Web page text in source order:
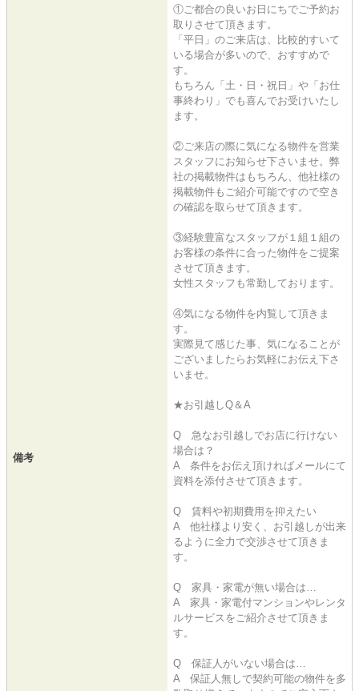
備考
①ご都合の良いお日にちでご予約お
取りさせて頂きます。
「平日」のご来店は、比較的すいて
いる場合が多いので、おすすめで
す。
もちろん「土・日・祝日」や「お仕
事終わり」でも喜んでお受けいたし
ます。
②ご来店の際に気になる物件を営業
スタッフにお知らせ下さいませ。弊
社の掲載物件はもちろん、他社様の
掲載物件もご紹介可能ですので空き
の確認を取らせて頂きます。
③経験豊富なスタッフが１組１組の
お客様の条件に合った物件をご提案
させて頂きます。
女性スタッフも常勤しております。
④気になる物件を内覧して頂きま
す。
実際見て感じた事、気になることが
ございましたらお気軽にお伝え下さ
いませ。
★お引越しQ＆A
Q 急なお引越しでお店に行けない
場合は？
A 条件をお伝え頂ければメールにて
資料を添付させて頂きます。
Q 賃料や初期費用を抑えたい
A 他社様より安く、お引越しが出来
るように全力で交渉させて頂きま
す。
Q 家具・家電が無い場合は…
A 家具・家電付マンションやレンタ
ルサービスをご紹介させて頂きま
す。
Q 保証人がいない場合は…
A 保証人無しで契約可能の物件を多